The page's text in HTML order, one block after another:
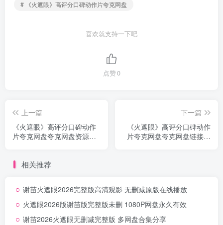
# 《火遮眼》高评分口碑动作片夸克网盘
喜欢就支持一下吧
点赞0
上一篇
《火遮眼》高评分口碑动作
片夸克网盘夸克网盘资源下
下一篇
《火遮眼》高评分口碑动作
片夸克网盘夸克网盘链接无
相关推荐
谢苗火遮眼2026完整版高清观影 无删减原版在线播放
火遮眼2026版谢苗版完整版未删 1080P网盘永久有效
谢苗2026火遮眼无删减完整版 多网盘合集分享